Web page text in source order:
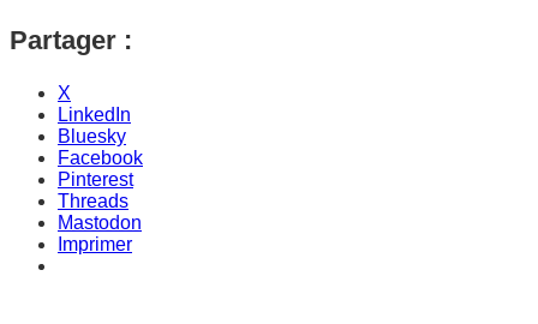
Partager :
X
LinkedIn
Bluesky
Facebook
Pinterest
Threads
Mastodon
Imprimer